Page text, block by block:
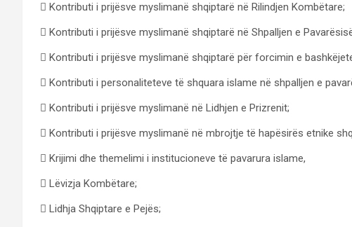
 Kontributi i prijësve myslimanë shqiptarë në Rilindjen Kombëtare;
 Kontributi i prijësve myslimanë shqiptarë në Shpalljen e
 Kontributi i prijësve myslimanë shqiptarë për forcimin e
 Kontributi i personaliteteve të shquara islame në shpalljen e
 Kontributi i prijësve myslimanë në Lidhjen e Prizrenit;
 Kontributi i prijësve myslimanë në mbrojtje të hapësirës etnike
 Krijimi dhe themelimi i institucioneve të pavarura islame,
 Lëvizja Kombëtare;
 Lidhja Shqiptare e Pejës;